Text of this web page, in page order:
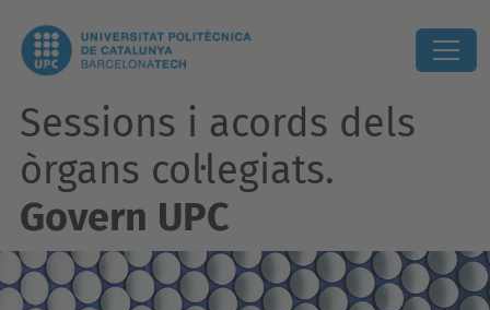
Sessions i acords dels
òrgans col·legiats.
Govern UPC